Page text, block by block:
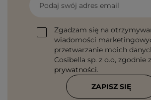
Podaj swój adres email
Zgadzam się na
wiadomości
przetwarzanie moich
Cosibella sp. z o.o, zgodnie z
prywatności.
ZAPISZ SIĘ